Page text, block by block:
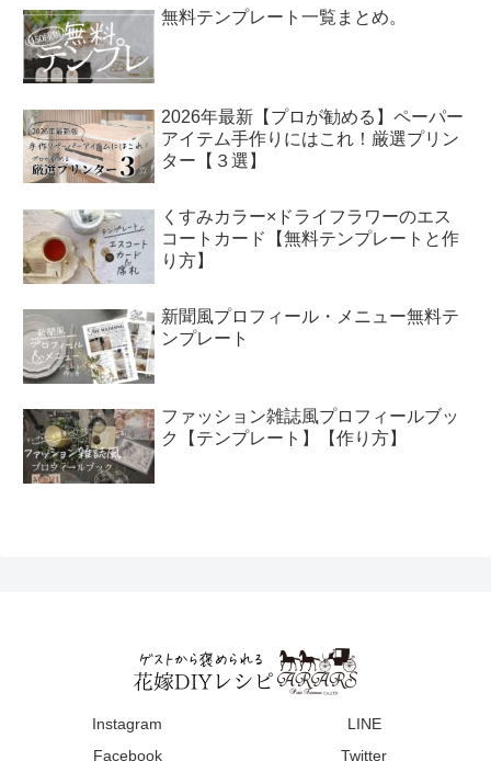
無料テンプレート一覧まとめ。
2026年最新【プロが勧める】ペーパー
アイテム手作りにはこれ！厳選プリン
ター【３選】
くすみカラー×ドライフラワーのエス
コートカード【無料テンプレートと作
り方】
新聞風プロフィール・メニュー無料テ
ンプレート
ファッション雑誌風プロフィールブッ
ク【テンプレート】【作り方】
Instagram
LINE
Facebook
Twitter